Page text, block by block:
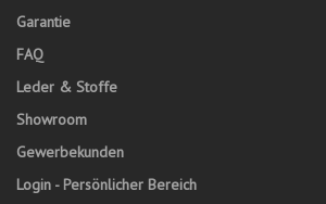
Garantie
FAQ
Leder & Stoffe
Showroom
Gewerbekunden
Login - Persönlicher Bereich